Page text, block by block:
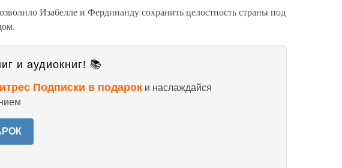
Изабелле и Фердинанду сохранить целостность страны под
и аудиокниг! 📚
Подписки в подарок и наслаждайся